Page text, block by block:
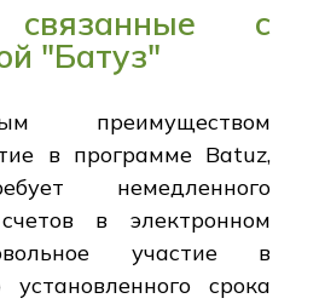
с
"Батуз"
преимуществом
в программе Batuz,
немедленного
в электронном
участие в
срока